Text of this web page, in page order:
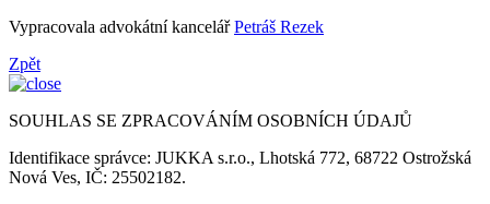
Vypracovala advokátní kancelářPetráš Rezek
Zpět
SOUHLAS SE ZPRACOVÁNÍM OSOBNÍCH ÚDAJŮ
Identifikace správce: JUKKA s.r.o., Lhotská 772, 68722 Ostrožská
Nová Ves, IČ: 25502182.